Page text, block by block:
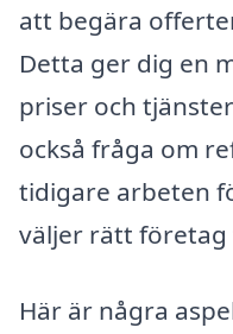
att begära
Detta ger dig en
priser och
också fråga om
tidigare arbeten
väljer rätt
Här är några